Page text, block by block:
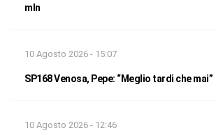
mln
10 Agosto 2026 - 15:07
SP168 Venosa, Pepe: “Meglio tardi che mai”
10 Agosto 2026 - 12:46